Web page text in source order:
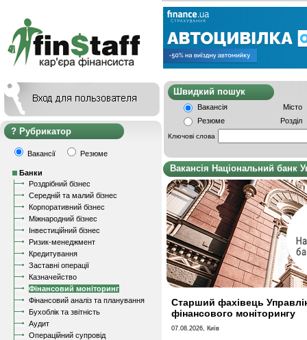
Рубрикатор
Вакансії Резюме
Банки
Роздрібний бізнес
Середній та малий бізнес
Корпоративний бізнес
Міжнародний бізнес
Інвестиційний бізнес
Ризик-менеджмент
Кредитування
Заставні операції
Казначейство
Фінансовий моніторинг
Фінансовий аналіз та планування
Бухоблік та звітність
Аудит
Операційний супровід
Швидкий
Вакансія
Місто
Резюме
Розділ
Ключові слова
Вакансія Національний банк
Старший фахівець
фінансового моніторингу
07.08.2026, Київ